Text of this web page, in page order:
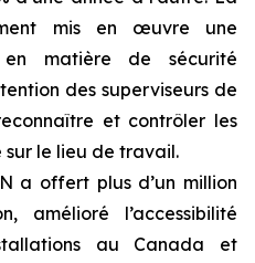
mis en œuvre une
en matière de sécurité
des superviseurs de
et contrôler les
sur le lieu de travail.
a offert plus d’un million
amélioré l’accessibilité
au Canada et